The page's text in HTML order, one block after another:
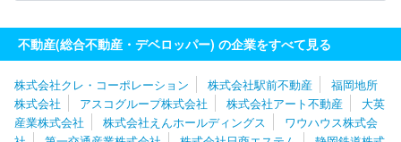
業株式会社
小田急不動産株式会社 株式会社デュアルタップ
株
式会社エイチ・ツー・オーアセットマネジメント
不動産(総合不動産・デベロッパー) の企業をすべて見る
株式会社クレ・コーポレーション 株式会社駅前不動産
福岡地所
株式会社
アスコグループ株式会社 株式会社アート不動産
大英
産業株式会社
株式会社えんホールディングス
ワウハウス株式会